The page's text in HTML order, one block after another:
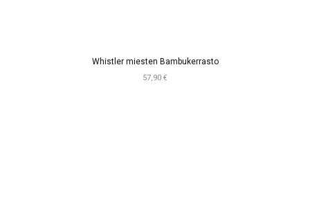
Whistler miesten Bambukerrasto
57,90 €